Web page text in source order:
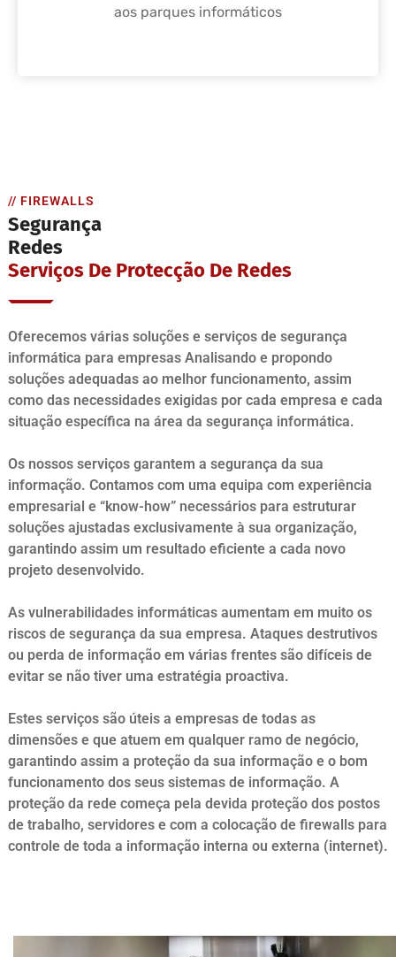
aos parques informáticos
// FIREWALLS
Segurança
Redes
Serviços De Protecção De Redes
Oferecemos várias soluções e serviços de segurança
informática para empresas Analisando e propondo
soluções adequadas ao melhor funcionamento, assim
como das necessidades exigidas por cada empresa e cada
situação específica na área da segurança informática.
Os nossos serviços garantem a segurança da sua
informação. Contamos com uma equipa com experiência
empresarial e “know-how” necessários para estruturar
soluções ajustadas exclusivamente à sua organização,
garantindo assim um resultado eficiente a cada novo
projeto desenvolvido.
As vulnerabilidades informáticas aumentam em muito os
riscos de segurança da sua empresa. Ataques destrutivos
ou perda de informação em várias frentes são difíceis de
evitar se não tiver uma estratégia proactiva.
Estes serviços são úteis a empresas de todas as
dimensões e que atuem em qualquer ramo de negócio,
garantindo assim a proteção da sua informação e o bom
funcionamento dos seus sistemas de informação. A
proteção da rede começa pela devida proteção dos postos
de trabalho, servidores e com a colocação de firewalls para
controle de toda a informação interna ou externa (internet).